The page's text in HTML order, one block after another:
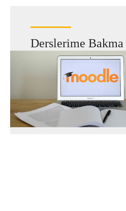
Derslerime Bakma